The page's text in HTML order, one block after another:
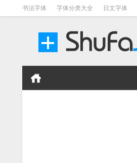
书法字体 字体分类大全 日文字体